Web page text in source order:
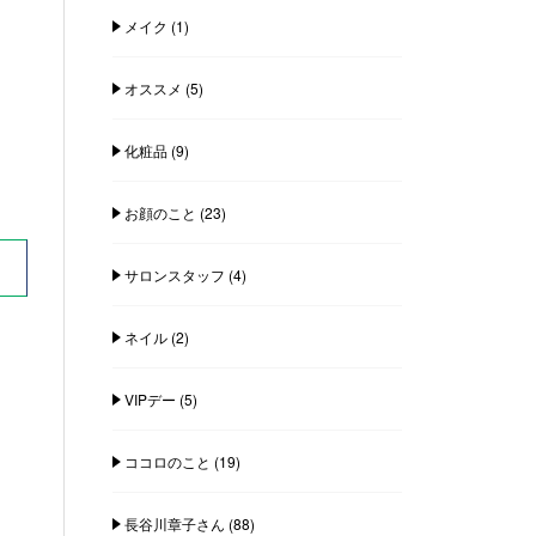
メイク (1)
オススメ (5)
化粧品(9)
お顔のこと (23)
サロンスタッフ (4)
ネイル(2)
VIPデー (5)
ココロのこと (19)
長谷川章子さん (88)